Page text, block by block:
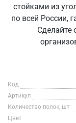
стойками из
по всей России,
Сделайте
Код
Артикул
Количество полок, шт
Цвет